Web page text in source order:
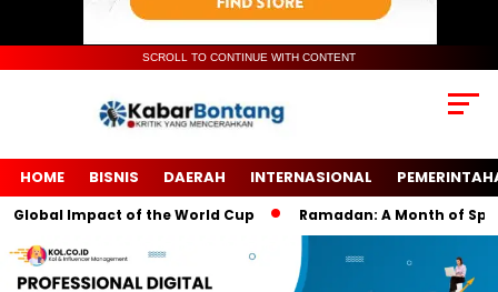
SCROLL TO CONTINUE WITH CONTENT
HOME BISNIS DAERAH INTERNASIONAL
Impact of the World Cup Ramadan: A Month of